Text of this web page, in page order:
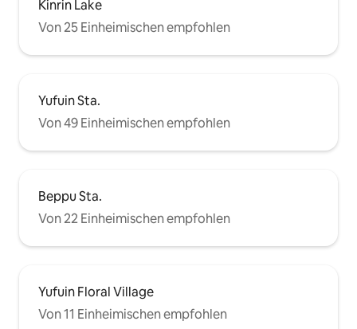
Kinrin Lake
Von 25 Einheimischen empfohlen
Yufuin Sta.
Von 49 Einheimischen empfohlen
Beppu Sta.
Von 22 Einheimischen empfohlen
Yufuin Floral Village
Von 11 Einheimischen empfohlen